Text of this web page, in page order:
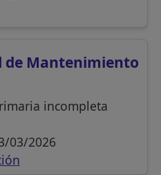
de Mantenimiento
incompleta
03/2026